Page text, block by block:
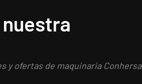
y ofertas de maquinaria Conhersa